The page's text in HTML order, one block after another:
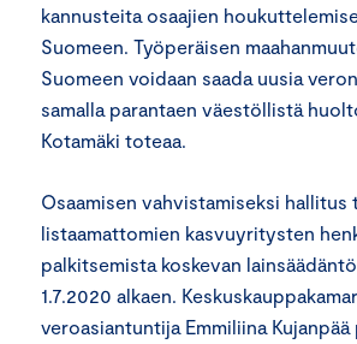
kannusteita osaajien
Suomeen. Työperäisen
Suomeen voidaan saada uusia
samalla parantaen väestöllistä
Kotamäki toteaa.
Osaamisen vahvistamiseksi
listaamattomien kasvuyritysten
palkitsemista koskevan
1.7.2020 alkaen.
veroasiantuntija Emmiliina